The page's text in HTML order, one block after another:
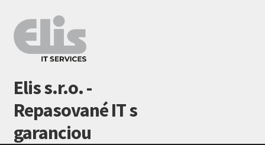
Preskočiť
na
navigáciu
Preskočiť
na
obsah
Elis s.r.o. -
Repasované IT s
garanciou